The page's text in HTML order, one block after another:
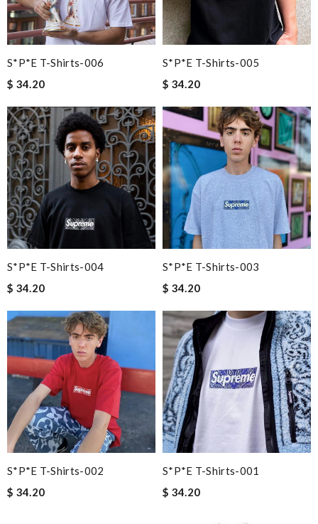
S*p*e T-Shirts-006
$ 34.20
S*p*e T-Shirts-005
$ 34.20
S*p*e T-Shirts-004
$ 34.20
S*p*e T-Shirts-003
$ 34.20
S*p*e T-Shirts-002
$ 34.20
S*p*e T-Shirts-001
$ 34.20